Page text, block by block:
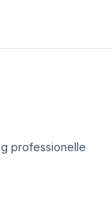
professionelle